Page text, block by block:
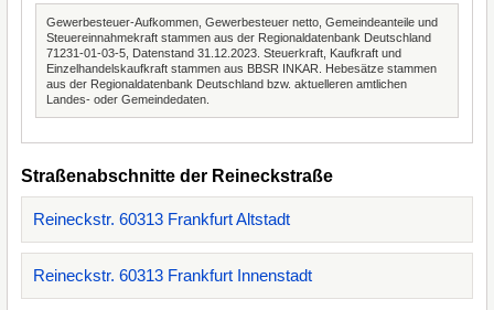
Gewerbesteuer-Aufkommen, Gewerbesteuer netto, Gemeindeanteile und
Steuereinnahmekraft stammen aus der Regionaldatenbank Deutschland
71231-01-03-5, Datenstand 31.12.2023. Steuerkraft, Kaufkraft und
Einzelhandelskaufkraft stammen aus BBSR INKAR. Hebesätze stammen
aus der Regionaldatenbank Deutschland bzw. aktuelleren amtlichen
Landes- oder Gemeindedaten.
Straßenabschnitte der Reineckstraße
Reineckstr. 60313 Frankfurt Altstadt
Reineckstr. 60313 Frankfurt Innenstadt